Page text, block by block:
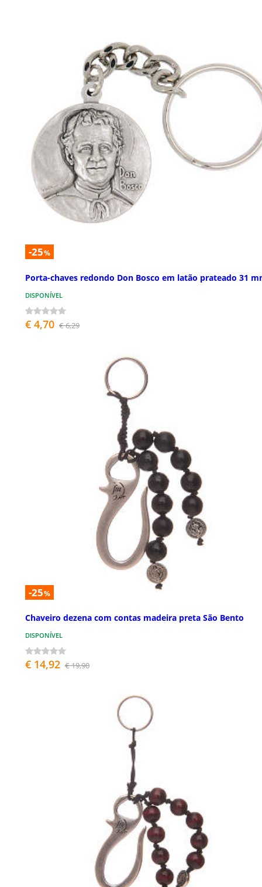
-25%
Porta-chaves redondo Don Bosco em latão prateado 31
DISPONÍVEL
€ 4,70 € 6,29
-25%
Chaveiro dezena com contas madeira preta São Bento
DISPONÍVEL
€ 14,92 € 19,90